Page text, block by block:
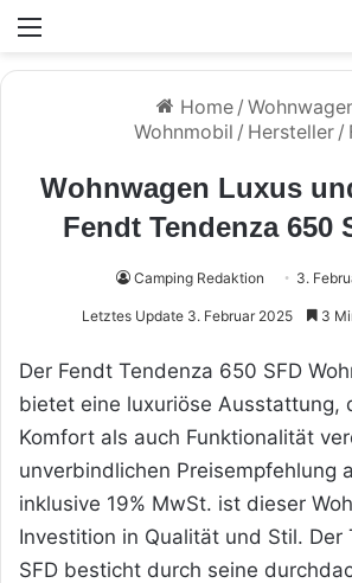
Home /
Wohnmobil / Hersteller /
Wohnwagen Luxus
Fendt Tendenza 650
Camping Redaktion 3.
Letztes Update 3. Februar 2025 3
Der Fendt Tendenza 650 SFD
bietet eine luxuriöse Ausstattung,
Komfort als auch Funktionalität
unverbindlichen Preisempfehlung
inklusive 19% MwSt. ist dieser
Investition in Qualität und Stil. Der
SFD besticht durch seine